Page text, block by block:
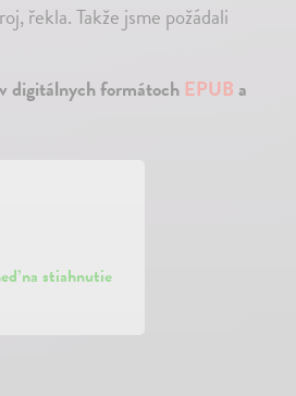
řekla. Takže jsme požádali
digitálnych formátoch EPUB a
na stiahnutie